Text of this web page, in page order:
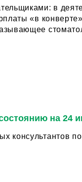
в
МНС по Кобринскому
на 24
по состоянию